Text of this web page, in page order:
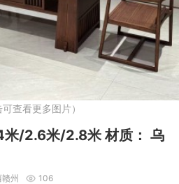
查看更多图片）
米/2.6米/2.8米 材质： 乌
州 106